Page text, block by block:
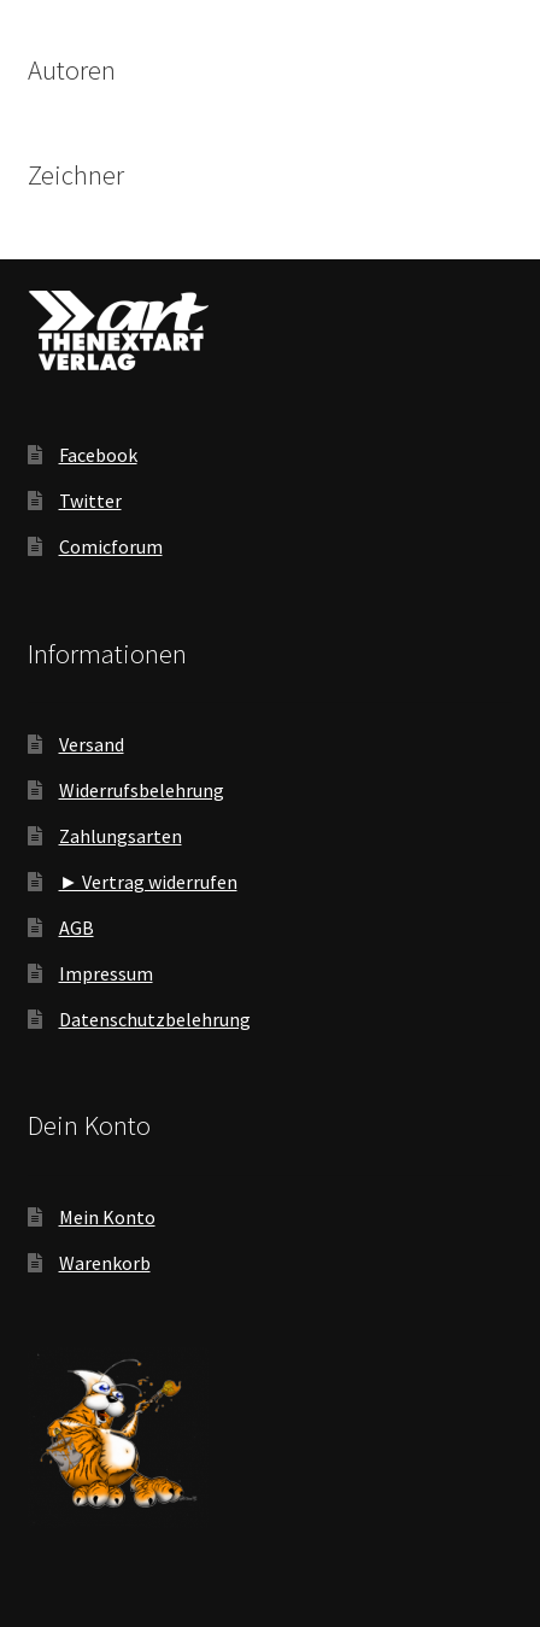
Autoren
Zeichner
Facebook
Twitter
Comicforum
Informationen
Versand
Widerrufsbelehrung
Zahlungsarten
► Vertrag widerrufen
AGB
Impressum
Datenschutzbelehrung
Dein Konto
Mein Konto
Warenkorb